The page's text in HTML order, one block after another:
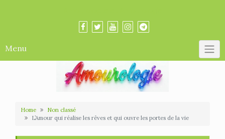
Menu
Home
Non classé
L’Amour qui réalise les rêves et qui ouvre les portes de la vie